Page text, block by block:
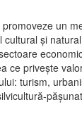
un
și
ce privește
turism,